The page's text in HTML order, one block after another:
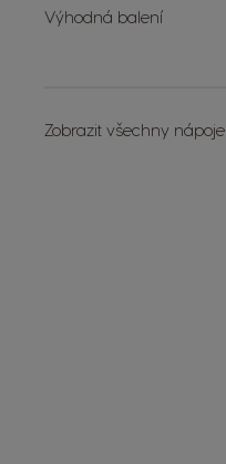
Výhodná balení
Zobrazit všechny nápoje